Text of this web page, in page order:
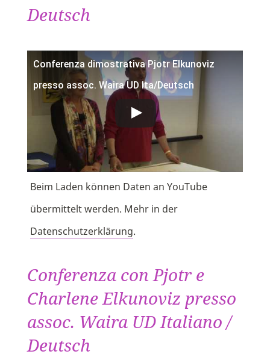
Deutsch
Conferenza dimostrativa Pjotr Elkunoviz
presso assoc. Waira UD Ita/Deutsch
Beim Laden können Daten an YouTube
übermittelt werden. Mehr in der
Datenschutzerklärung.
Conferenza con Pjotr e
Charlene Elkunoviz presso
assoc. Waira UD Italiano /
Deutsch